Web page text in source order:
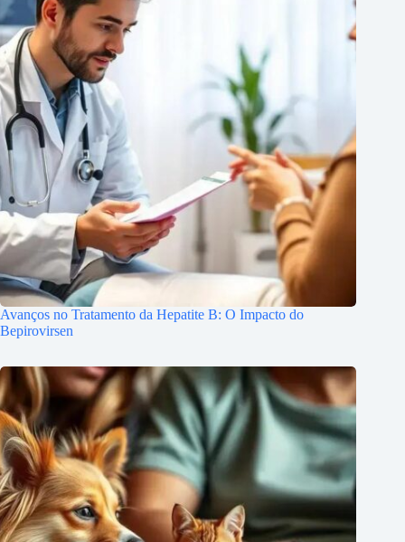
Avanços no Tratamento da Hepatite B: O Impacto do
Bepirovirsen